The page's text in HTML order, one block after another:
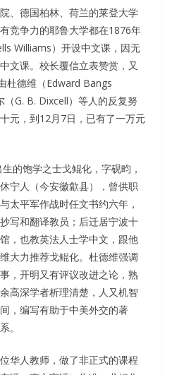
、德国柏林、荷兰的莱登大学
竞争力的耶鲁大学都在1876年
Williams）开设中文课，因无
文课。校长覆信立表赞赏，又
杜德维（Edward Bangs
G. B. Dixcell）等人的反复努
元，到12月7日，已有了一万元
的饱学之士戈鲲化，字砚畇，
宁人（今安徽歙县），曾供职
太平军作战时任文书约六年，
写和翻译教员；后迁居宁波十
，也教英法人士学中文，跟他
大力推荐戈鲲化。杜德维强调
，开明又有评议改进之论，熟
高深学者析理清楚，人又机智
，编写有助于中美外交的著
。
华人教师，做了非正式的课程